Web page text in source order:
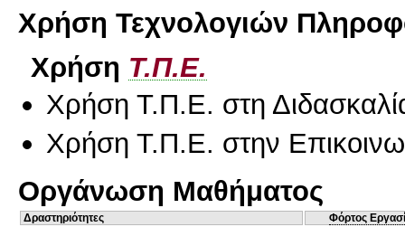
Χρήση Τεχνολογιών
Χρήση Τ.Π.Ε.
Χρήση Τ.Π.Ε. στη
Χρήση Τ.Π.Ε. στην
Οργάνωση Μαθήματος
Δραστηριότητες
Φόρτος